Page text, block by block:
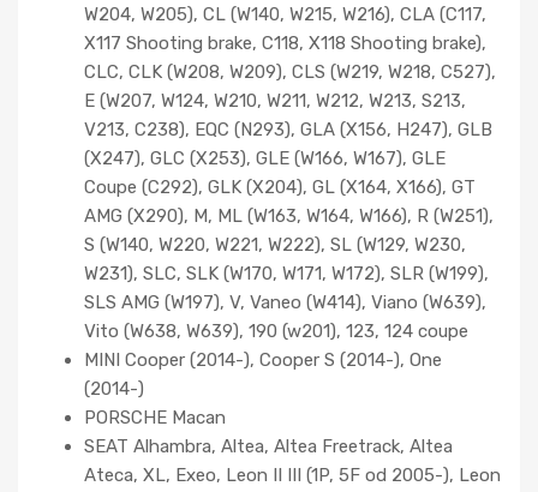
W204, W205), CL (W140, W215, W216), CLA (C117,
X117 Shooting brake, C118, X118 Shooting brake),
CLC, CLK (W208, W209), CLS (W219, W218, C527),
E (W207, W124, W210, W211, W212, W213, S213,
V213, C238), EQC (N293), GLA (X156, H247), GLB
(X247), GLC (X253), GLE (W166, W167), GLE
Coupe (C292), GLK (X204), GL (X164, X166), GT
AMG (X290), M, ML (W163, W164, W166), R (W251),
S (W140, W220, W221, W222), SL (W129, W230,
W231), SLC, SLK (W170, W171, W172), SLR (W199),
SLS AMG (W197), V, Vaneo (W414), Viano (W639),
Vito (W638, W639), 190 (w201), 123, 124 coupe
MINI Cooper (2014-), Cooper S (2014-), One
(2014-)
PORSCHE Macan
SEAT Alhambra, Altea, Altea Freetrack, Altea
Ateca, XL, Exeo, Leon II III (1P, 5F od 2005-), Leon